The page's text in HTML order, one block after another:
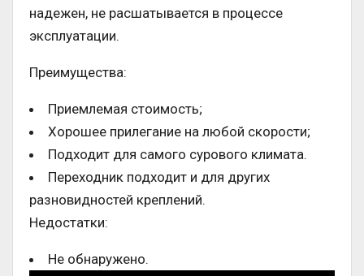
надежен, не расшатывается в процессе
эксплуатации.
Преимущества:
Приемлемая стоимость;
Хорошее прилегание на любой скорости;
Подходит для самого сурового климата.
Переходник подходит и для других
разновидностей креплений.
Недостатки:
Не обнаружено.